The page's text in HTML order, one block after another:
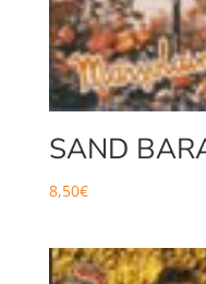
SAND
8,50€